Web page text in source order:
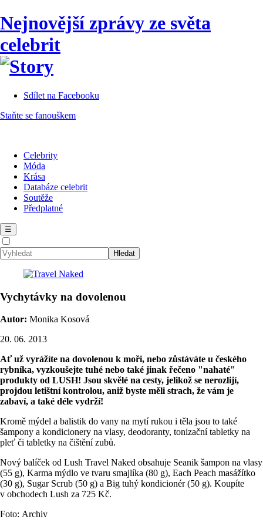
Nejnovější zprávy ze světa
celebrit
Sdílet na Facebooku
Staňte se fanouškem
Celebrity
Móda
Krása
Databáze celebrit
Soutěže
Předplatné
☰
Vychytávky na dovolenou
Autor: Monika Kosová
20. 06. 2013
Ať už vyrážíte na dovolenou k moři, nebo zůstáváte u českého
rybníka, vyzkoušejte tuhé nebo také jinak řečeno "nahaté"
produkty od LUSH! Jsou skvělé na cesty, jelikož se nerozlijí,
projdou letištní kontrolou, aniž byste měli strach, že vám je
zabaví, a také déle vydrží!
Kromě mýdel a balistik do vany na mytí rukou i těla jsou to také
šampony a kondicionery na vlasy, deodoranty, tonizační tabletky na
pleť či tabletky na čištění zubů.
Nový balíček od Lush Travel Naked obsahuje Seanik šampon na vlasy
(55 g), Karma mýdlo ve tvaru smajlíka (80 g), Each Peach masážítko
(30 g), Sugar Scrub (50 g) a Big tuhý kondicionér (50 g). Koupíte
v obchodech Lush za 725 Kč.
Foto: Archiv